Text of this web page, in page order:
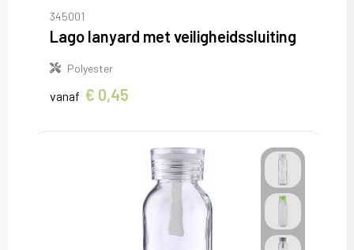
345001
Lago lanyard met veiligheidssluiting
Polyester
vanaf € 0,45